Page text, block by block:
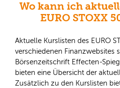
Wo kann ich
EURO STOXX
Aktuelle Kurslisten des EURO
verschiedenen Finanzwebsites
Börsenzeitschrift Effecten-
bieten eine Übersicht der
Zusätzlich zu den Kurslisten